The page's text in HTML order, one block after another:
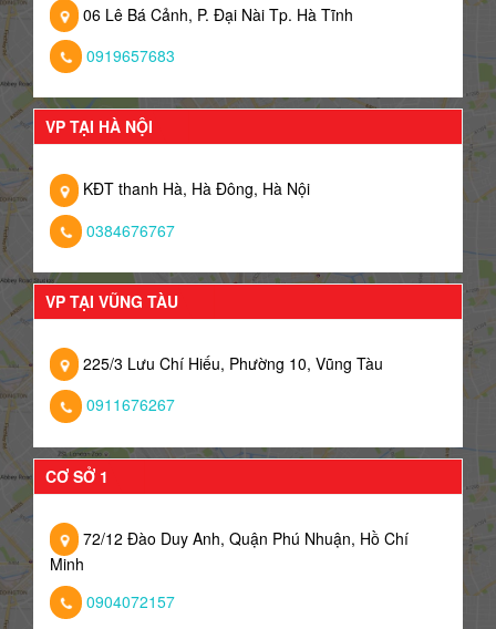
06 Lê Bá Cảnh, P. Đại Nài Tp. Hà Tĩnh
0919657683
VP TẠI HÀ NỘI
KĐT thanh Hà, Hà Đông, Hà Nội
0384676767
VP TẠI VŨNG TÀU
225/3 Lưu Chí Hiếu, Phường 10, Vũng Tàu
0911676267
CƠ SỞ 1
72/12 Đào Duy Anh, Quận Phú Nhuận, Hồ Chí
Minh
0904072157